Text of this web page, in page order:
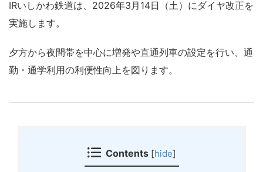
IRいしかわ鉄道は、2026年3月14日（土）にダイヤ改正を
実施します。
夕方から夜間帯を中心に増発や直通列車の設定を行い、通
勤・通学利用の利便性向上を図ります。
Contents [hide]